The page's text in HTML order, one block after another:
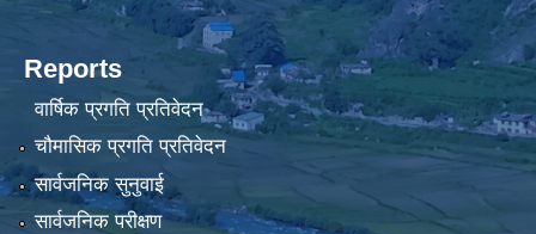
Reports
वार्षिक प्रगति प्रतिवेदन
चौमासिक प्रगति प्रतिवेदन
सार्वजनिक सुनुवाई
सार्वजनिक परीक्षण